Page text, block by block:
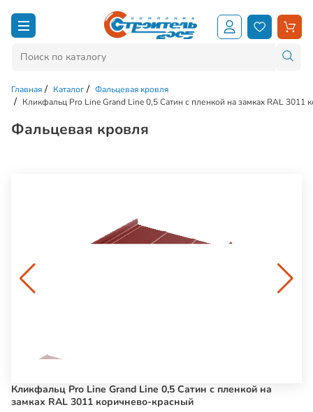
Главная Каталог
Фальцевая кровля
Кликфальц Pro Line Grand Line 0,5 Сатин с пленкой на замках RAL 3011
Фальцевая кровля
Кликфальц Pro Line Grand Line 0,5 Сатин с пленкой на
замках RAL 3011 коричнево-красный